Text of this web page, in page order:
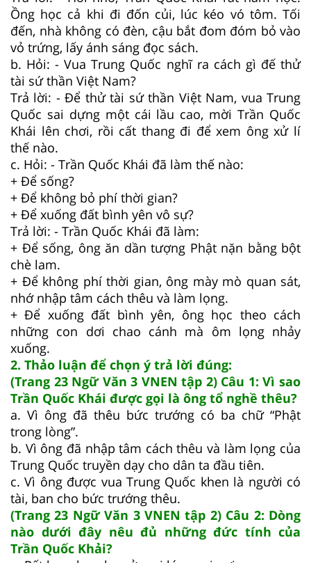
Ồng học cả khi đi đốn củi, lúc kéo vó tôm. Tối
đến, nhà không có đèn, cậu bắt đom đóm bỏ vào
vỏ trứng, lấy ánh sáng đọc sách.
b. Hỏi: - Vua Trung Quốc nghĩ ra cách gì đế thử
tài sứ thần Việt Nam?
Trả lời: - Để thử tài sứ thần Việt Nam, vua Trung
Quốc sai dựng một cái lầu cao, mời Trần Quốc
Khái lên chơi, rồi cất thang đi để xem ông xử lí
thế nào.
c. Hỏi: - Trần Quốc Khái đã làm thế nào:
+ Để sống?
+ Để không bỏ phí thời gian?
+ Để xuống đất bình yên vô sự?
Trả lời: - Trần Quốc Khái đã làm:
+ Để sống, ông ăn dần tượng Phật nặn bằng bột
chè lam.
+ Để không phí thời gian, ông mày mò quan sát,
nhớ nhập tâm cách thêu và làm lọng.
+ Để xuống đất bình yên, ông học theo cách
những con dơi chao cánh mà ôm lọng nhảy
xuống.
2. Thảo luận để chọn ý trả lời đúng:
(Trang 23 Ngữ Văn 3 VNEN tập 2) Câu 1: Vì sao
Trần Quốc Khái được gọi là ông tổ nghề thêu?
a. Vì ông đã thêu bức trướng có ba chữ “Phật
trong lòng”.
b. Vì ông đã nhập tâm cách thêu và làm lọng của
Trung Quốc truyền dạy cho dân ta đầu tiên.
c. Vì ông được vua Trung Quốc khen là người có
tài, ban cho bức trướng thêu.
(Trang 23 Ngữ Văn 3 VNEN tập 2) Câu 2: Dòng
nào dưới đây nêu đủ những đức tính của
Trần Quốc Khải?